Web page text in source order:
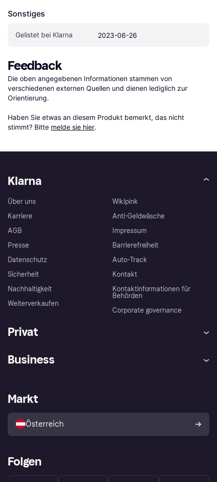
Sonstiges
Gelistet bei Klarna 2023-06-26
Feedback
Die oben angegebenen Informationen stammen von
verschiedenen externen Quellen und dienen lediglich zur
Orientierung.
Haben Sie etwas an diesem Produkt bemerkt, das nicht
stimmt? Bitte melde sie hier.
Klarna
Über uns
Karriere
AGB
Presse
Datenschutz
Sicherheit
Nachhaltigkeit
Weiterverkaufen
Wikipink
Anti-Geldwäsche
Impressum
Barrierefreiheit
Auto-Track
Kontakt
Kontaktinformationen für
Behörden
Corporate governance
Privat
Shops entdecken
Business
Händlerportal
Markt
Österreich
Folgen